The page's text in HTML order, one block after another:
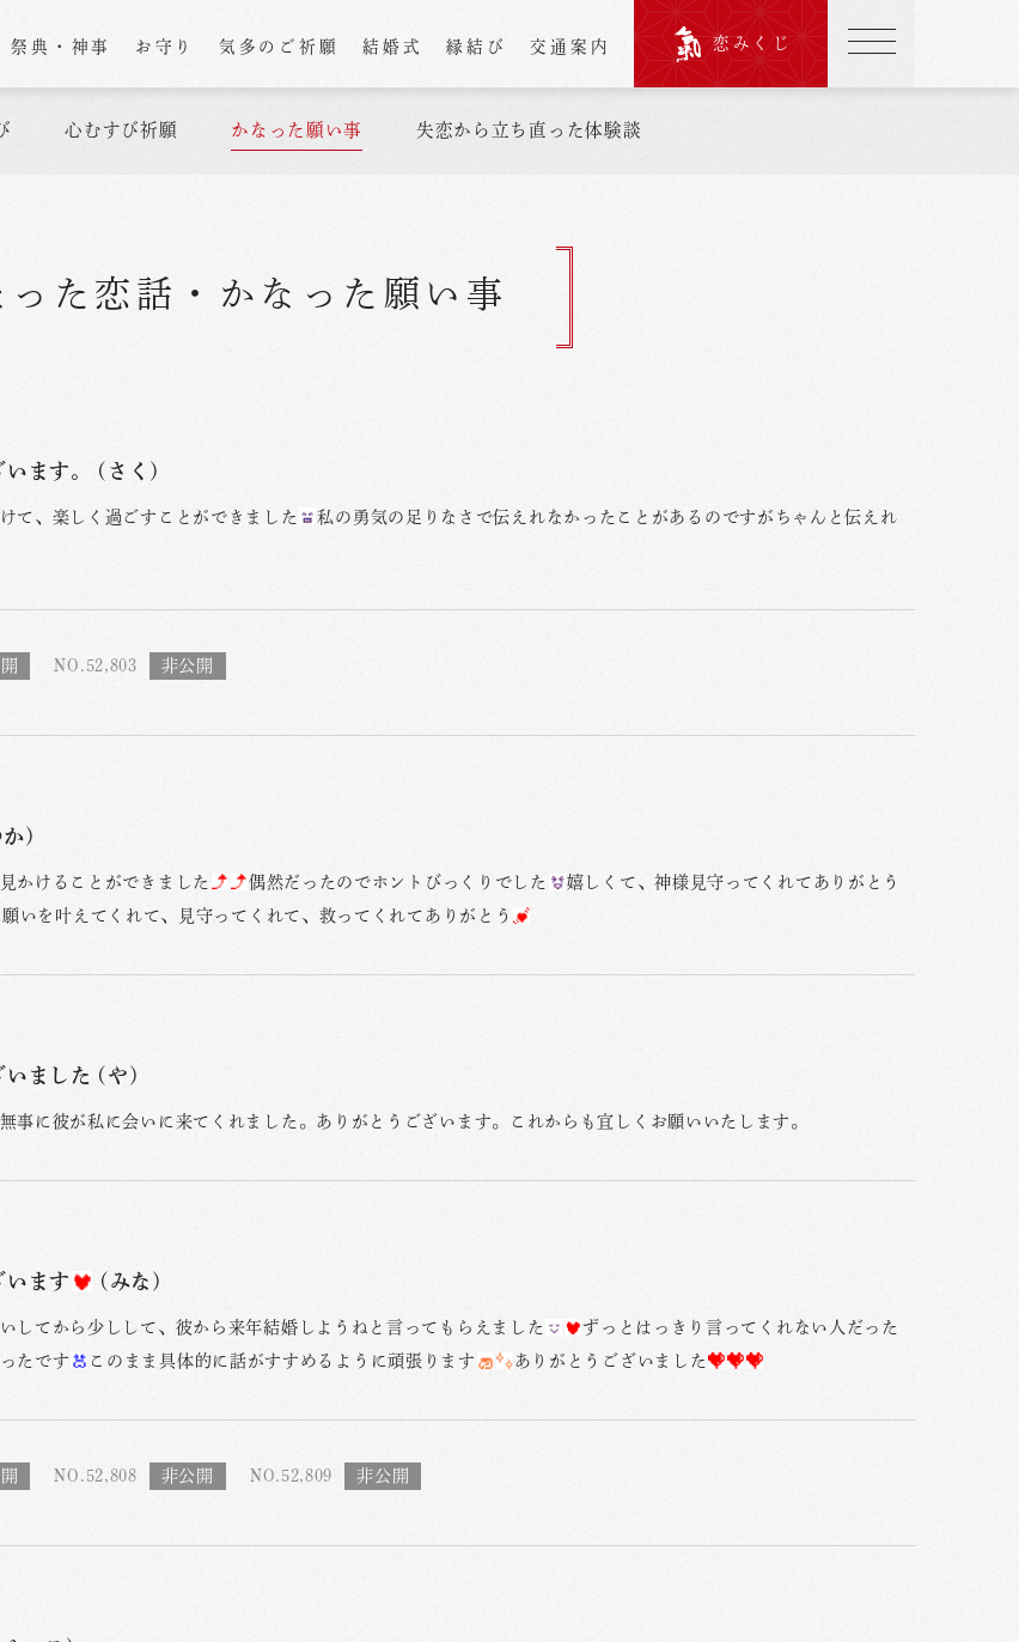
祭典・神事 お守り 気多のご祈願 結婚式 縁結び 交通案内 恋みくじ
心むすび祈願 かなった願い事 失恋から立ち直った体験談
った恋話 ・ かなった願い事
います。 (さく)
て、楽しく過ごすことができました
私の勇気の足りなさで伝えれなかったことがあるのですがちゃんと伝えれ
NO.52,803
か)
かけることができました 偶然だったのでホントびっくりでした
嬉しくて、神様見守ってくれてありがとう
いを叶えてくれて、見守ってくれて、救ってくれてありがとう
いました (や)
事に彼が私に会いに来てくれました。ありがとうございます。これからも宜しくお願いいたします。
います (みな)
してから少しして、彼から来年結婚しようねと言ってもらえました
ずっとはっきり言ってくれない人だった
たです
このまま具体的に話がすすめるように頑張ります ありがとうございました
NO.52,808 NO.52,809